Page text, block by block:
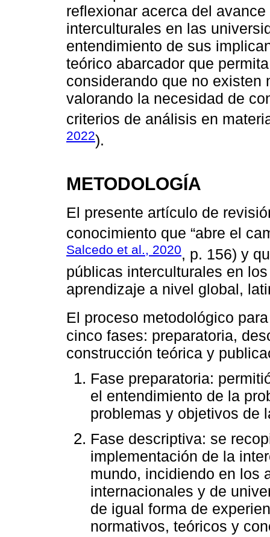
reflexionar acerca del
interculturales en las
entendimiento de sus
teórico abarcador que
considerando que no existen
valorando la necesidad de
criterios de análisis en
2022).
METODOLOGÍA
El presente artículo de
conocimiento que “abre el
Salcedo et al., 2020, p. 156) y
públicas interculturales en
aprendizaje a nivel global,
El proceso metodológico
cinco fases: preparatoria,
construcción teórica y
Fase preparatoria:
el entendimiento de la
problemas y objetivos de
Fase descriptiva: se
implementación de la
mundo, incidiendo en los
internacionales y de
de igual forma de
normativos, teóricos y